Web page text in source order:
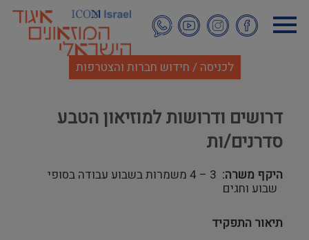
לתוכן
העיקרי
לכניסה / חידוש חברות והצטרפות
דרושים ודרושות למוזיאון הטבע
סדרנים/ות
היקף משרה
3 – 4 משמרות בשבוע עבודה בסופי
שבוע וחגים
תיאור התפקיד